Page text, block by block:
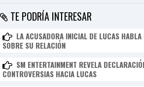
TE PODRÍA INTERESAR
LA ACUSADORA INICIAL DE LUCAS HABLA
SOBRE SU RELACIÓN
SM ENTERTAINMENT REVELA
CONTROVERSIAS HACIA LUCAS